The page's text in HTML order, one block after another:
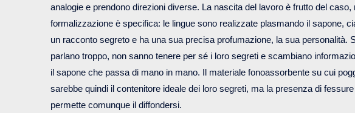
analogie e prendono direzioni diverse. La nascita del lavoro è frutto del caso,
formalizzazione è specifica: le lingue sono realizzate plasmando il sapone,
un racconto segreto e ha una sua precisa profumazione, la sua personalità.
parlano troppo, non sanno tenere per sé i loro segreti e scambiano
il sapone che passa di mano in mano. Il materiale fonoassorbente su cui
sarebbe quindi il contenitore ideale dei loro segreti, ma la presenza di
permette comunque il diffondersi.